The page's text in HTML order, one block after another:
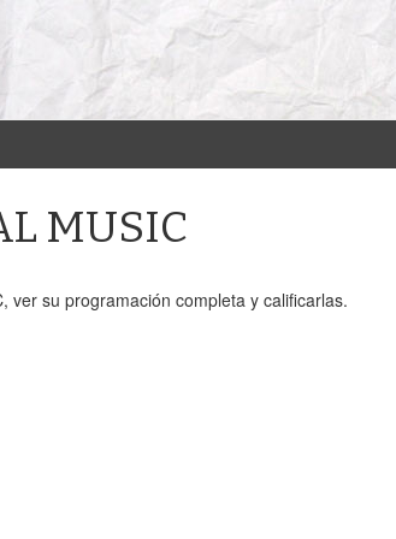
MUSIC
ver su programación completa y calificarlas.